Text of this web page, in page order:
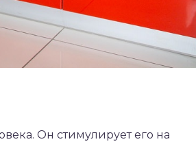
Он стимулирует его на